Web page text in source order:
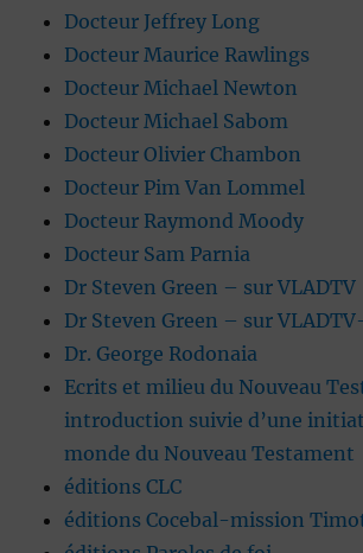
Docteur Jeffrey Long
Docteur Maurice Rawlings
Docteur Michael Newton
Docteur Michael Sabom
Docteur Olivier Chambon
Docteur Pim Van Lommel
Docteur Raymond Moody
Docteur Sam Parnia
Dr Steven Green – sur VLADTV
Dr Steven Green – sur
Dr. George Rodonaia
Ecrits et milieu du Nouveau
introduction suivie d’une
monde du Nouveau Testament
éditions CLC
éditions Cocebal-mission